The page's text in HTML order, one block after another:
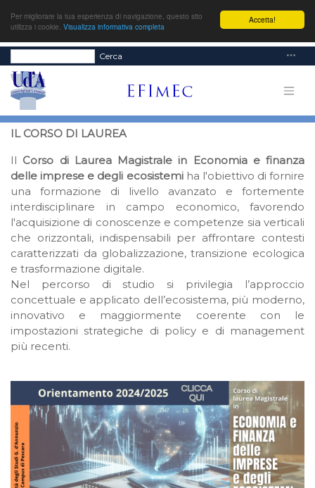
Accetta!
Per migliorare la tua esperienza di navigazione, questo sito
utilizza i cookie. Visualizza informativa completa
Cerca
IL CORSO DI LAUREA
Il Corso di Laurea Magistrale in Economia e finanza
delle imprese e degli ecosistemiha l'obiettivo di fornire
una formazione di livello avanzato e fortemente
interdisciplinare in campo economico, favorendo
l'acquisizione di conoscenze e competenze sia verticali
che orizzontali, indispensabili per affrontare contesti
caratterizzati da globalizzazione, transizione ecologica
e trasformazione digitale.
Nel percorso di studio si privilegia l’approccio
concettuale e applicato dell’ecosistema, più moderno,
innovativo e maggiormente coerente con le
impostazioni strategiche di policy e di management
più recenti.